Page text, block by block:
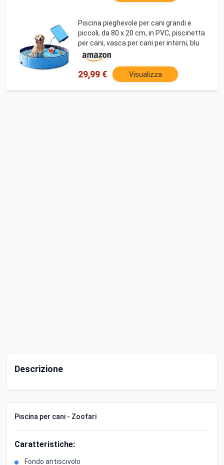
Piscina pieghevole per cani grandi e
piccoli, da 80 x 20 cm, in PVC, piscinetta
per cani, vasca per cani per interni, blu
29,99 € Visualizza
Descrizione
Piscina per cani - Zoofari
Caratteristiche:
Fondo antiscivolo